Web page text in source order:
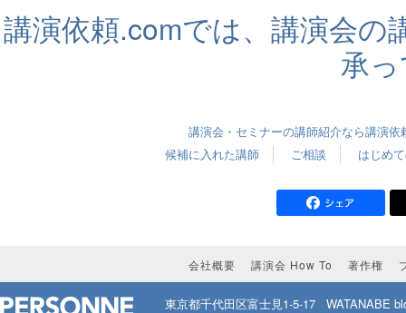
講演依頼.comでは、講演会の
承
講演会・セミナーの講師紹介なら講演依
候補に入れた講師
ご相談 はじめ
会社概要 講演会 How To 著作権
東京都千代田区富士見1-5-17
WATANABE